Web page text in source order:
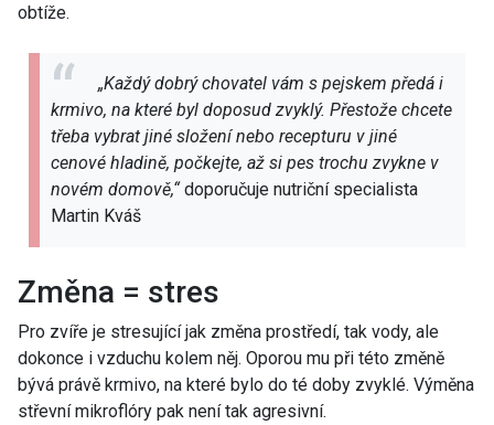
obtíže.
„Každý dobrý chovatel vám s pejskem předá i
krmivo, na které byl doposud zvyklý. Přestože chcete
třeba vybrat jiné složení nebo recepturu v jiné
cenové hladině, počkejte, až si pes trochu zvykne v
novém domově,“ doporučuje nutriční specialista
Martin Kváš
Změna = stres
Pro zvíře je stresující jak změna prostředí, tak vody, ale
dokonce i vzduchu kolem něj. Oporou mu při této změně
bývá právě krmivo, na které bylo do té doby zvyklé. Výměna
střevní mikroflóry pak není tak agresivní.